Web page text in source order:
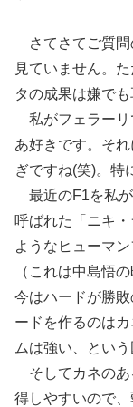
さてさてご質問
見ていません。
タの成果は嫌で
私がフェラーリ
あ好きです。そ
ぎですね(笑)。特
最近のF1を私が
呼ばれた「ニキ
ようなヒューマ
（これは中島悟
今はハードが勝
ードを作るのは
ムは強い、とい
そしてカネのあ
得しやすいので